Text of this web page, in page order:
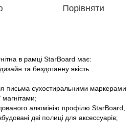
Порівняти
в рамці StarBoard має:
та бездоганну якість
письма сухостиральними маркерами
магнітами;
алюмінію профілю StarBoard,
дві полиці для аксессуарів;